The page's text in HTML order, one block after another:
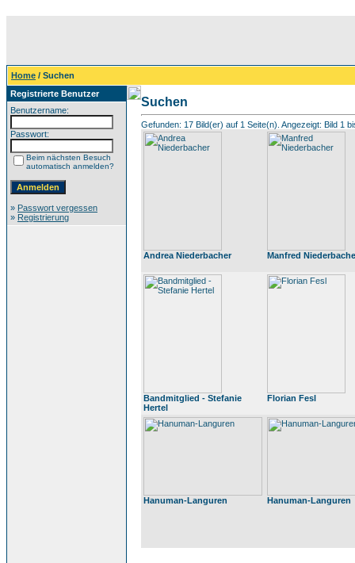
Home / Suchen
Registrierte Benutzer
Benutzername:
Passwort:
Beim nächsten Besuch
automatisch anmelden?
» Passwort vergessen
» Registrierung
Suchen
Gefunden: 17 Bild(er) auf 1 Seite(n). Angezeigt: Bild 1
Andrea Niederbacher Manfred
Bandmitglied - Stefanie
Hertel
Florian Fesl
Hanuman-Languren Hanuman-Languren